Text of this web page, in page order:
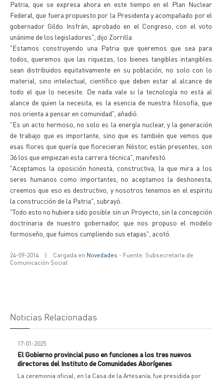
Patria, que se expresa ahora en este tiempo en el Plan Nuclear
Federal, que fuera propuesto por la Presidenta y acompañado por el
gobernador Gildo Insfrán, aprobado en el Congreso, con el voto
unánime de los legisladores", dijo Zorrilla.
"Estamos construyendo una Patria que queremos que sea para
todos, queremos que las riquezas, los bienes tangibles intangibles
sean distribuidos equitativamente en su población, no solo con lo
material, sino intelectual, científico que deben estar al alcance de
todo el que lo necesite. De nada vale si la tecnología no está al
alance de quien la necesita, es la esencia de nuestra filosofía, que
nos orienta a pensar en comunidad", añadió.
"Es un acto hermoso, no solo es la energía nuclear, y la generación
de trabajo que es importante, sino que es también que vemos que
esas flores que quería que florecieran Néstor, están presentes, son
36 los que empiezan esta carrera técnica", manifestó.
"Aceptamos la oposición honesta, constructiva, la que mira a los
seres humanos como importantes, no aceptamos la deshonesta,
creemos que eso es destructivo, y nosotros tenemos en el espíritu
la construcción de la Patria", subrayó.
"Todo esto no hubiera sido posible sin un Proyecto, sin la concepción
doctrinaria de nuestro gobernador, que nos propuso el modelo
formoseño, que fuimos cumpliendo sus etapas", acotó.
24-09-2014 | Cargada en Novedades - Fuente: Subsecretaría de
Comunicación Social
Noticias Relacionadas
17-01-2025
El Gobierno provincial puso en funciones a los tres nuevos
directores del Instituto de Comunidades Aborígenes
La ceremonia oficial, en la Casa de la Artesanía, fue presidida por